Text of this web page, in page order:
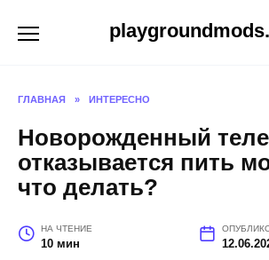
ГЛАВНАЯ » ИНТЕРЕСНО
Новорожденный
отказывается пить
что делать?
НА ЧТЕНИЕ
10 мин